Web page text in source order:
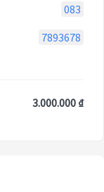
083
7893678
3.000.000 ₫